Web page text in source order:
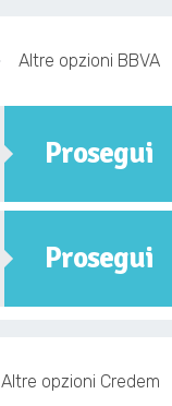
Altre opzioni BBVA
Prosegui
Prosegui
Altre opzioni Credem